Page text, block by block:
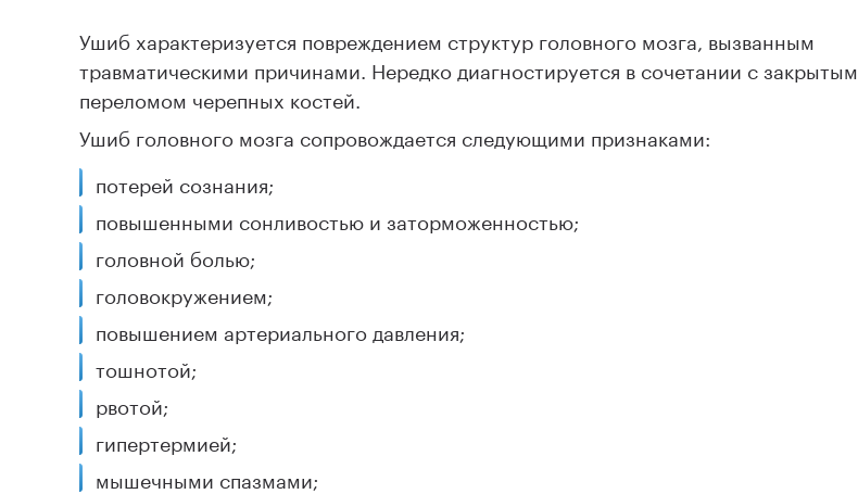
Ушиб характеризуется повреждением структур головного мозга, вызванным
травматическими причинами. Нередко диагностируется в сочетании с закрытым
переломом черепных костей.
Ушиб головного мозга сопровождается следующими признаками:
потерей сознания;
повышенными сонливостью и заторможенностью;
головной болью;
головокружением;
повышением артериального давления;
тошнотой;
рвотой;
гипертермией;
мышечными спазмами;